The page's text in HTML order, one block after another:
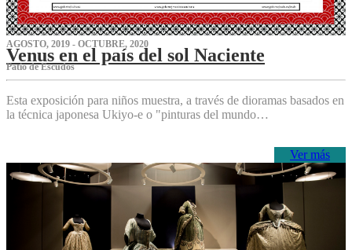
AGOSTO, 2019 - OCTUBRE, 2020
Venus en el país del sol Naciente
P‌atio de Escudos
Esta exposición para niños muestra, a través de dioramas basados en
la técnica japonesa Ukiyo-e o "pinturas del mundo…
Ver más